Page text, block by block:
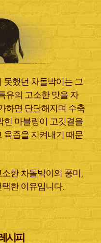
못했던 차돌박이는 그
유의 고소한 맛을 자
하면 단단해지며 수축
힌 마블링이 고깃결을
육즙을 지켜내기 때문
한 차돌박이의 풍미,
한 이유입니다.
시피